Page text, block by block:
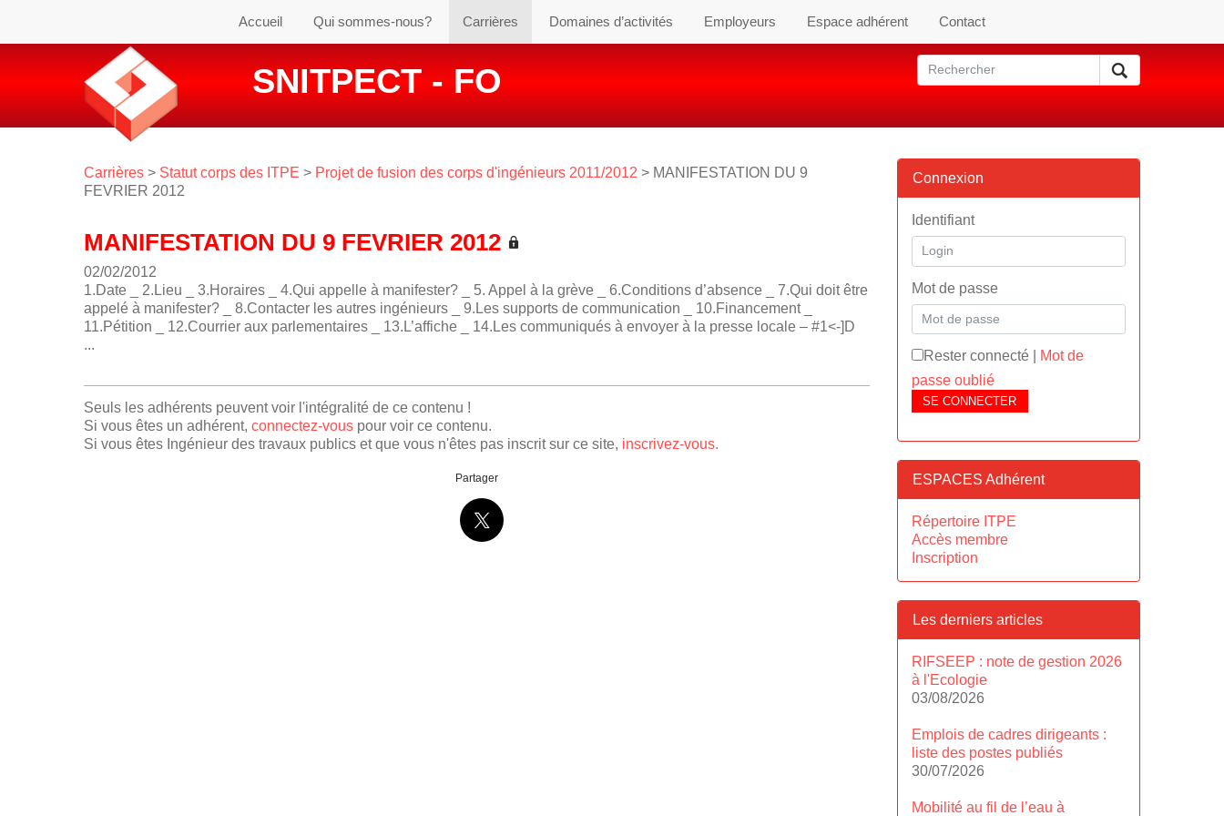
Accueil Qui sommes-nous? Carrières Domaines d’activités Employeurs Espace adhérent Contact
SNITPECT - FO
Carrières > Statut corps des ITPE > Projet de fusion des corps d'ingénieurs 2011/2012 > MANIFESTATION DU 9
FEVRIER 2012
MANIFESTATION DU 9 FEVRIER 2012
02/02/2012
1.Date _ 2.Lieu _ 3.Horaires _ 4.Qui appelle à manifester? _ 5. Appel à la grève _ 6.Conditions d’absence _ 7.Qui doit être
appelé à manifester? _ 8.Contacter les autres ingénieurs _ 9.Les supports de communication _ 10.Financement _
11.Pétition _ 12.Courrier aux parlementaires _ 13.L’affiche _ 14.Les communiqués à envoyer à la presse locale – #1<-]D
...
Seuls les adhérents peuvent voir l'intégralité de ce contenu !
Si vous êtes un adhérent, connectez-vous pour voir ce contenu.
Si vous êtes Ingénieur des travaux publics et que vous n'êtes pas inscrit sur ce site, inscrivez-vous.
Partager
Connexion
Identifiant
Mot de passe
Rester connecté|
Mot de
passe oublié
SE CONNECTER
ESPACES Adhérent
Répertoire ITPE
Accès membre
Inscription
Les derniers articles
RIFSEEP : note de gestion 2026
à l'Ecologie
03/08/2026
Emplois de cadres dirigeants :
liste des postes publiés
30/07/2026
Mobilité au fil de l’eau à